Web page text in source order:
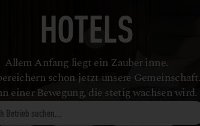
HOTELS
Allem Anfang liegt ein Zauber inne.
schon jetzt unsere
einer Bewegung, die stetig wachsen wird.